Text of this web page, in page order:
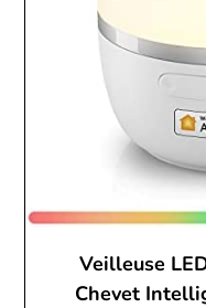
Veilleuse
Chevet